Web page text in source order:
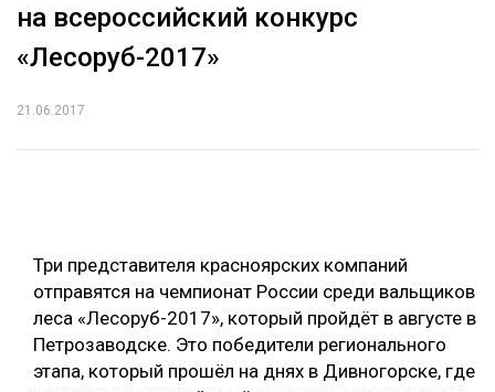
ЛЕСНОЕ ХОЗЯЙСТВО
ЛЕСОЗАГОТОВКА
БИОЭНЕРГЕТИКА
ЛЕСОВОССТАНОВЛЕНИЕ И ЗАЩИТА
ЛОГИСТИКА
ТЕМАТИЧЕСКИЕ ПРОЕКТЫ
ПОДБОРКИ СТАТЕЙ
на всероссийский конкурс
«Лесоруб-2017»
21.06.2017
Три представителя красноярских компаний
отправятся на чемпионат России среди вальщиков
леса «Лесоруб-2017», который пройдёт в августе в
Петрозаводске. Это победители регионального
этапа, который прошёл на днях в Дивногорске, где